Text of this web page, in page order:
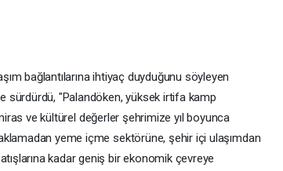
bağlantılarına ihtiyaç duyduğunu söyleyen
sürdürdü, "Palandöken, yüksek irtifa kamp
ve kültürel değerler şehrimize yıl boyunca
yeme içme sektörüne, şehir içi ulaşımdan
kadar geniş bir ekonomik çevreye